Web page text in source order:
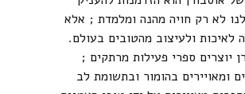
לא רק חויה מהנה ומלמדת ; אלא
לאיכות ולעיצוב מהטובים בעולם.
יוצרים ספרי פעילות מרתקים ;
ומאויירים בהומור ובתשומת לב